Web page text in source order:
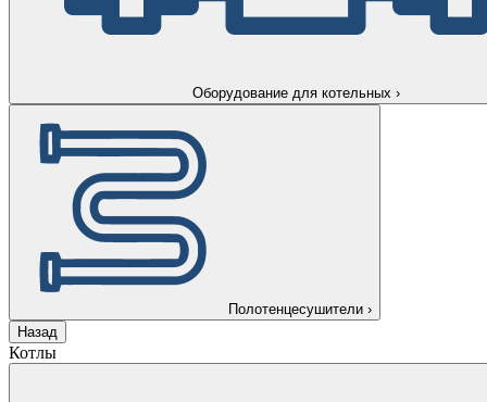
Оборудование для котельных ›
Полотенцесушители ›
Назад
Котлы